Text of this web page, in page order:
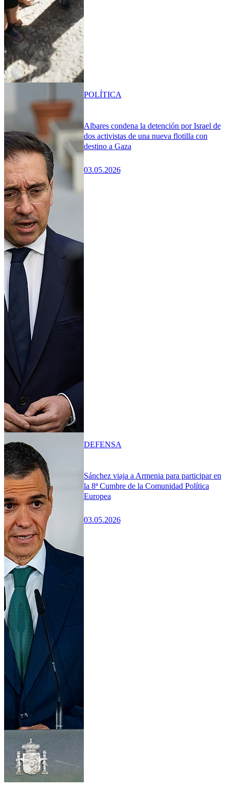
Albares condena la detención por Israel de
dos activistas de una nueva flotilla con
destino a Gaza
03.05.2026
POLÍTICA
Sánchez viaja a Armenia para participar en
la 8ª Cumbre de la Comunidad Política
Europea
03.05.2026
DEFENSA